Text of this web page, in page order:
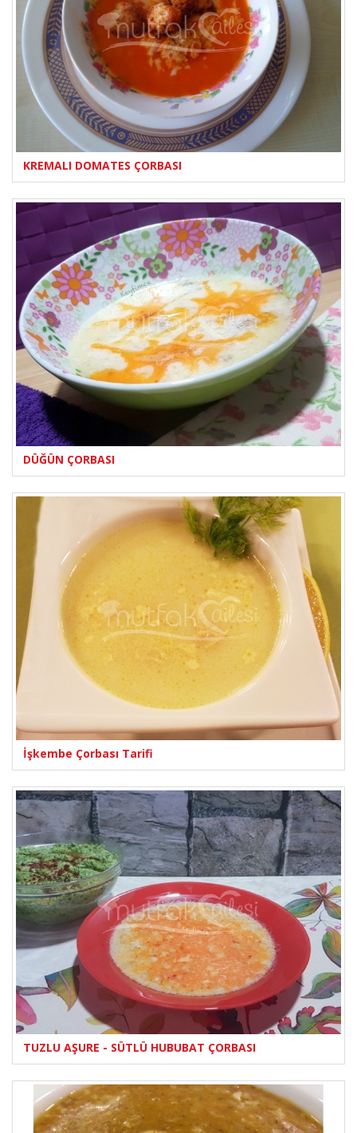
KREMALI DOMATES ÇORBASI
DÜĞÜN ÇORBASI
İşkembe Çorbası Tarifi
TUZLU AŞURE - SÜTLÜ HUBUBAT ÇORBASI